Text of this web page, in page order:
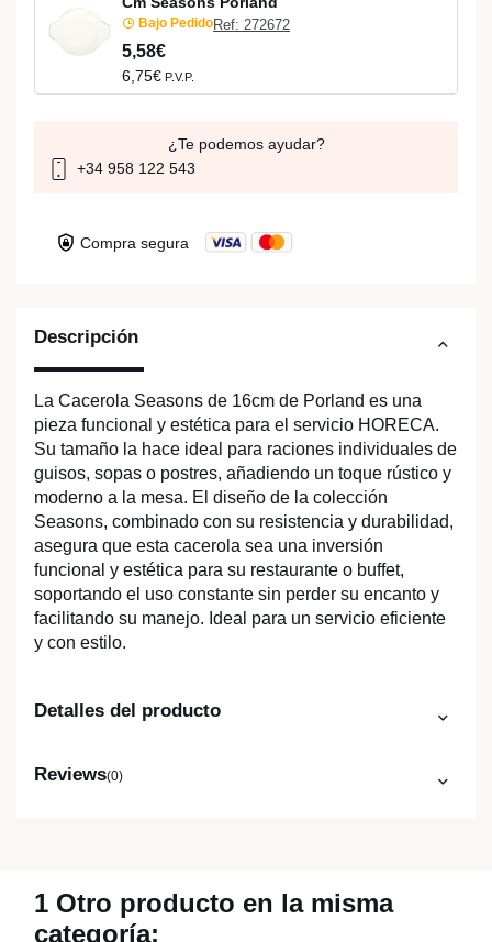
Descripción
La Cacerola Seasons de 16cm de Porland es una
pieza funcional y estética para el servicio HORECA.
Su tamaño la hace ideal para raciones individuales de
guisos, sopas o postres, añadiendo un toque rústico y
moderno a la mesa. El diseño de la colección
Seasons, combinado con su resistencia y durabilidad,
asegura que esta cacerola sea una inversión
funcional y estética para su restaurante o buffet,
soportando el uso constante sin perder su encanto y
facilitando su manejo. Ideal para un servicio eficiente
y con estilo.
Detalles del producto
Reviews(0)
Bajo PedidoRef: 272672
5,58€
6,75€ P.V.P.
¿Te podemos ayudar?
+34 958 122 543
Compra segura
1 Otro producto en la misma
categoría: